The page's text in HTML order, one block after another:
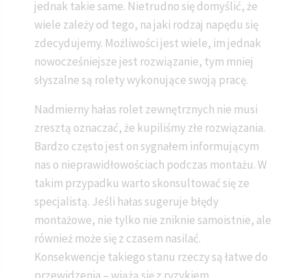
jednak takie same. Nietrudno się domyślić, że
wiele zależy od tego, na jaki rodzaj napędu się
zdecydujemy. Możliwości jest wiele, im jednak
nowocześniejsze jest rozwiązanie, tym mniej
słyszalne są rolety wykonujące swoją pracę.
Nadmierny hałas rolet zewnętrznych nie musi
zresztą oznaczać, że kupiliśmy złe rozwiązania.
Bardzo często jest on sygnałem informującym
nas o nieprawidłowościach podczas montażu. W
takim przypadku warto skonsultować się ze
specjalistą. Jeśli hałas sugeruje błędy
montażowe, nie tylko nie zniknie samoistnie, ale
również może się z czasem nasilać.
Konsekwencje takiego stanu rzeczy są łatwe do